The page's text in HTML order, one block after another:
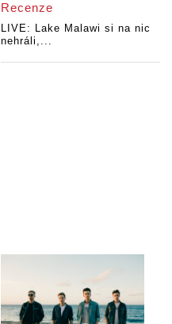
Recenze
LIVE: Lake Malawi si na nic
nehráli,...